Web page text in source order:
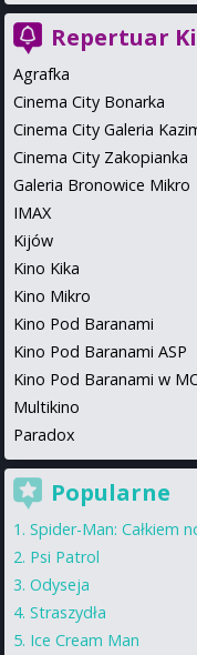
Repertuar
Agrafka
Cinema City Bonarka
Cinema City Galeria
Cinema City Zakopianka
Galeria Bronowice Mikro
IMAX
Kijów
Kino Kika
Kino Mikro
Kino Pod Baranami
Kino Pod Baranami ASP
Kino Pod Baranami w
Multikino
Paradox
Popularne
Spider-Man: Całkiem
Psi Patrol
Odyseja
Straszydła
Ice Cream Man